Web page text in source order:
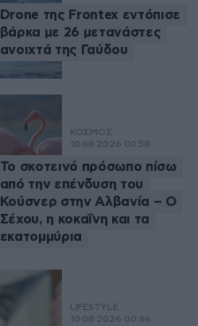
Drone της Frontex εντόπισε
βάρκα με 26 μετανάστες
ανοιχτά της Γαύδου
ΚΟΣΜΟΣ
10·08·2026 00:58
Το σκοτεινό πρόσωπο πίσω
από την επένδυση του
Κούσνερ στην Αλβανία – Ο
Σέχου, η κοκαΐνη και τα
εκατομμύρια
LIFESTYLE
10·08·2026 00:46